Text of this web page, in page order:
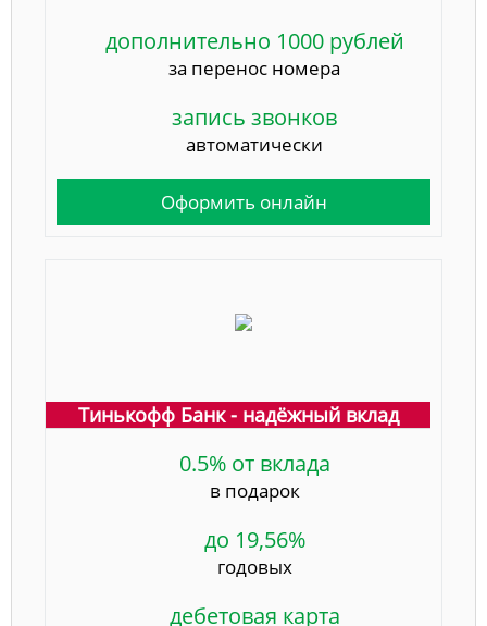
дополнительно 1000 рублей
за перенос номера
запись звонков
автоматически
Оформить онлайн
Тинькофф Банк - надёжный вклад
0.5% от вклада
в подарок
до 19,56%
годовых
дебетовая карта